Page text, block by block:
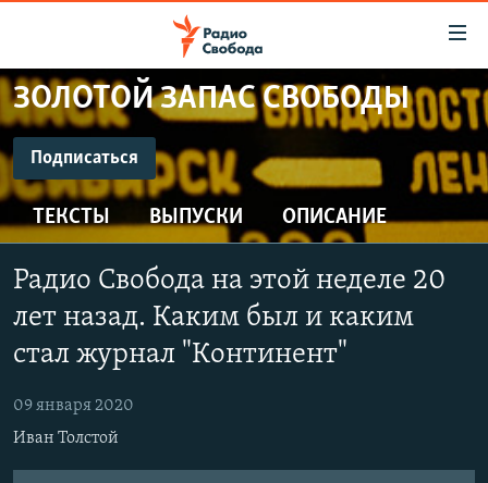
упрощенного
доступа
Вернуться
к
основному
содержанию
Вернутся
главной
навигации
поиску
ПРОГРАММЫ
ПОДКАСТЫ
АВТОРСКИЕ ПРОЕКТЫ
ЦИТАТЫ СВОБОДЫ
МНЕНИЯ
КУЛЬТУРА
IDEL.РЕАЛИИ
СЕВЕР.РЕАЛИИ
СИБИРЬ.РЕАЛИИ
ЗОЛОТОЙ ЗАПАС СВОБОДЫ
Подписаться
ПОДПИСАТЬСЯ
Подписаться
ТЕКСТЫ ВЫПУСКИ ОПИСАНИЕ
Радио Свобода на этой неделе 20
лет назад. Каким был и каким
стал журнал "Континент"
09 января 2020
Иван Толстой